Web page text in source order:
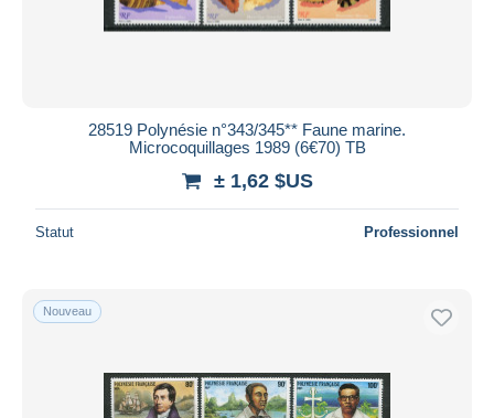
28519 Polynésie n°343/345** Faune marine.
Microcoquillages 1989 (6€70) TB
± 1,62 $US
Statut Professionnel
Nouveau